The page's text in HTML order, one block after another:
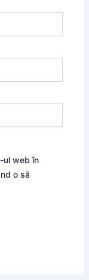
ul web în
o să